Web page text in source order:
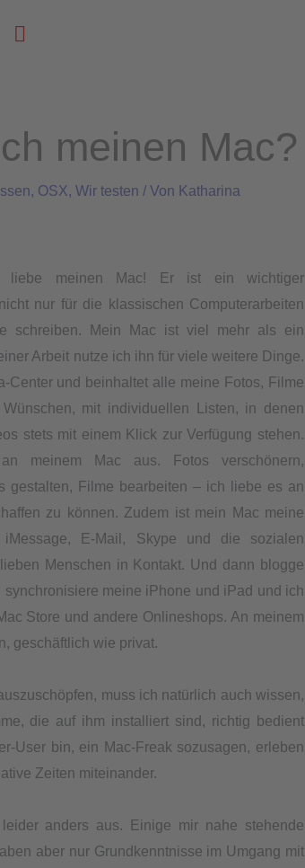
Suchen
meinen Mac?
, OSX, Wir testen / Von Katharina
liebe meinen Mac! Er ist ein wichtiger
nur für die klassischen Computerarbeiten
schreiben. Mein Mac ist viel mehr als ein
Arbeit nutze ich ihn für viele weitere Dinge.
Center und beinhaltet alle meine Fotos, Filme
mit individuellen Listen, in denen
stets mit einem Klick zur Verfügung stehen.
meinem Mac aus. Fotos verschönern,
gestalten, Filme bearbeiten – ich liebe es an
zu können. Zudem ist mein Mac meine
iMessage, E-Mail, Skype und die sozialen
Menschen in Kontakt. Und dann blogge
meine iPhone und iPad und ich
Store und andere Onlineshops. An meinem
geschäftlich wie privat.
muss ich natürlich auch wissen,
die auf ihm installiert sind, richtig bedient
User bin, ein Mac-Freak sozusagen, erleben
Zeiten miteinander.
anders aus. Einige mir nahe stehende
aber nur Grundkenntnisse im Umgang mit